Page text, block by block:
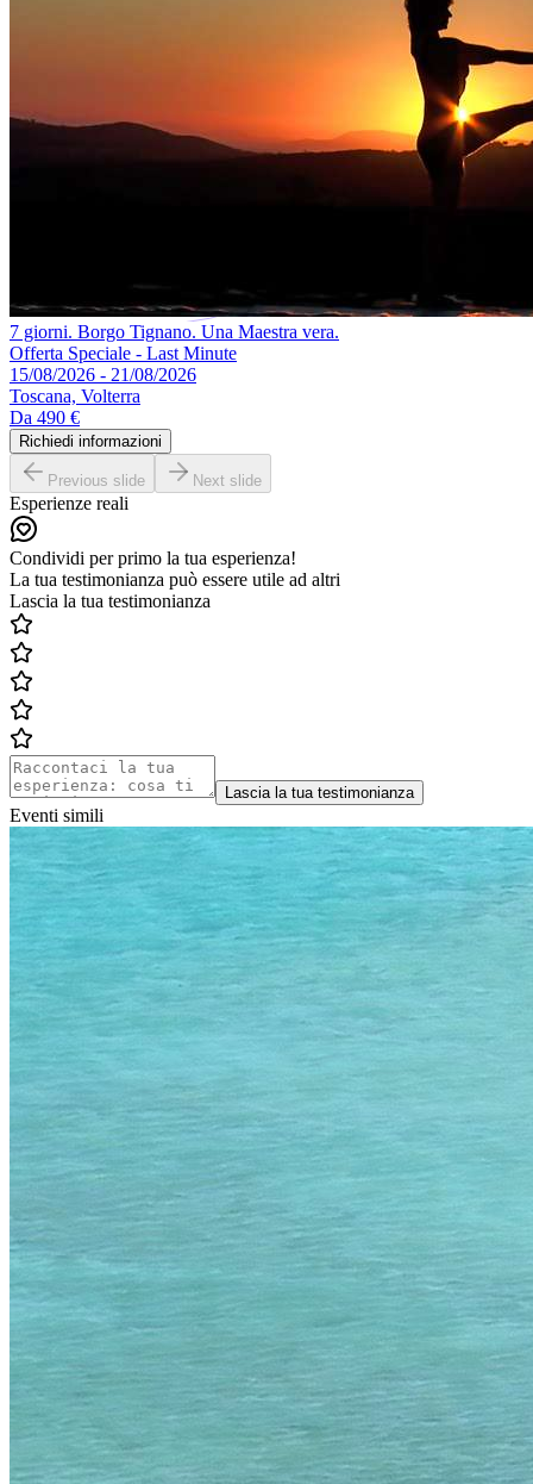
7 giorni. Borgo Tignano. Una Maestra vera.
Offerta Speciale - Last Minute
15/08/2026 - 21/08/2026
Toscana, Volterra
Da 490 €
Richiedi informazioni
Previous slide Next slide
Esperienze reali
Condividi per primo la tua esperienza!
La tua testimonianza può essere utile ad altri
Lascia la tua testimonianza
Lascia la tua testimonianza
Eventi simili